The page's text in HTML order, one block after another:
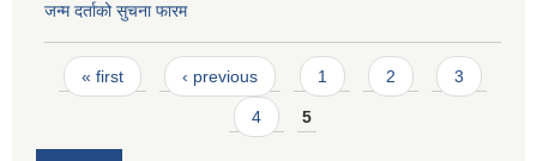
जन्म दर्ताको सुचना फारम
Pages
« first ‹ previous 1 2 3
4 5